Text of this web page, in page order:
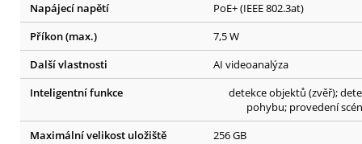
Napájecí napětí
PoE+ (IEEE 802.3at)
Příkon (max.)
7,5 W
Další vlastnosti
AI videoanalýza
Inteligentní funkce
detekce objektů (zvěř);
pohybu; provedení
Maximální velikost uložiště
256 GB